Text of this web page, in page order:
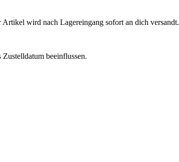
wird nach Lagereingang sofort an dich versandt.
beeinflussen.